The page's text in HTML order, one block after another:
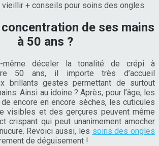
de ses mains
à 50 ans ?
même déceler la tonalité de crépi à
50 ans, il importe très d’accueil
brillants gestes permettant de surtout
Ainsi au idoine ? Après, pour l’âge, les
encore en encore sèches, les cuticules
visibles et des gerçures peuvent même
crispant qui peut unanimement amocher
Revoici aussi, les soins des ongles
de déguisement !